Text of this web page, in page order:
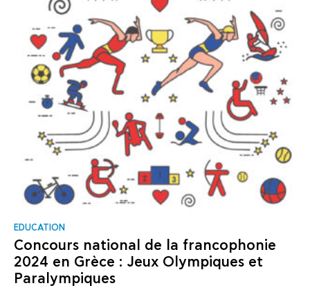
EDUCATION
Concours national de la francophonie
2024 en Grèce : Jeux Olympiques et
Paralympiques